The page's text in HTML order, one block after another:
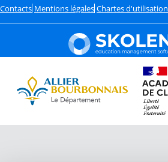
Contacts Mentions légales Chartes d'utilisation